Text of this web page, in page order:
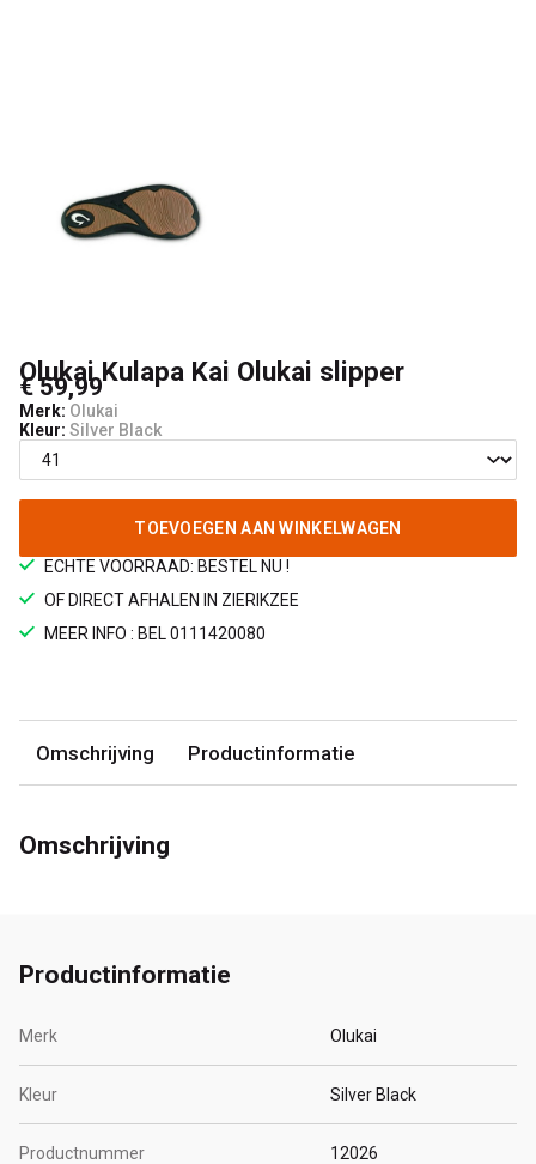
Olukai Kulapa Kai Olukai slipper
€ 59,99
Merk: Olukai
Kleur: Silver Black
TOEVOEGEN AAN WINKELWAGEN
ECHTE VOORRAAD: BESTEL NU !
OF DIRECT AFHALEN IN ZIERIKZEE
MEER INFO : BEL 0111420080
Omschrijving Productinformatie
Omschrijving
Productinformatie
Merk Olukai
Kleur Silver Black
Productnummer 12026